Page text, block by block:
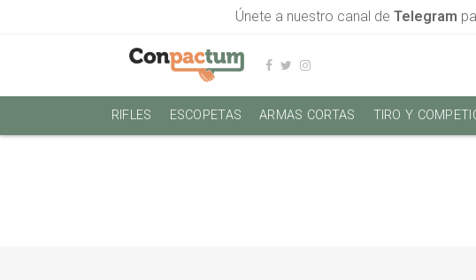
Únete a nuestro canal de Telegram
RIFLES ESCOPETAS ARMAS CORTAS TIRO Y